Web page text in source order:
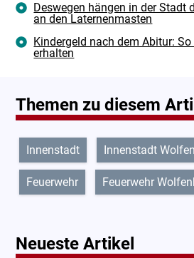
Deswegen hängen in der Stadt
an den Laternenmasten
Kindergeld nach dem Abitur:
erhalten
Themen zu diesem
Innenstadt Innenstadt
Feuerwehr Feuerwehr
Neueste Artikel